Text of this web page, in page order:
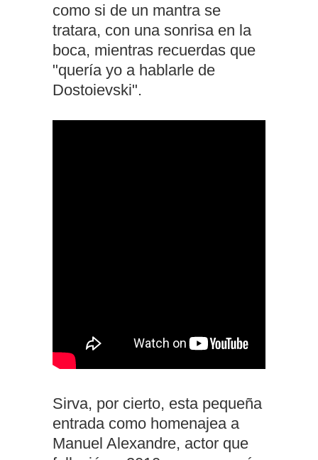
como si de un mantra se
tratara, con una sonrisa en la
boca, mientras recuerdas que
"quería yo a hablarle de
Dostoievski".
Sirva, por cierto, esta pequeña
entrada como homenajea a
Manuel Alexandre, actor que